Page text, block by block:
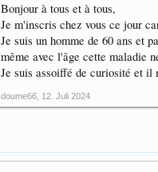
Bonjour à tous et à tous,
Je m'inscris chez vous ce jour
Je suis un homme de 60 ans et
même avec l'âge cette maladie
Je suis assoiffé de curiosité et il
doume66 12. Juli 2024